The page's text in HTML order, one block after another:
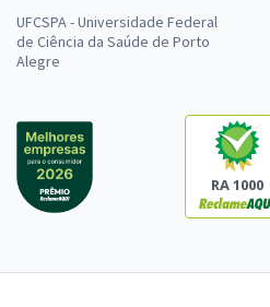
UFCSPA - Universidade Federal
de Ciência da Saúde de Porto
Alegre
RA 1000